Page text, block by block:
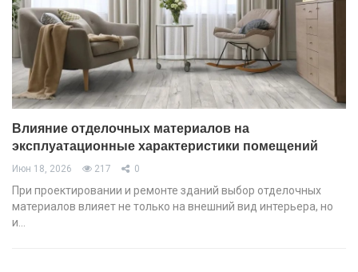
Влияние отделочных материалов на
эксплуатационные характеристики помещений
Июн 18, 2026 217 0
При проектировании и ремонте зданий выбор отделочных
материалов влияет не только на внешний вид интерьера, но
и…